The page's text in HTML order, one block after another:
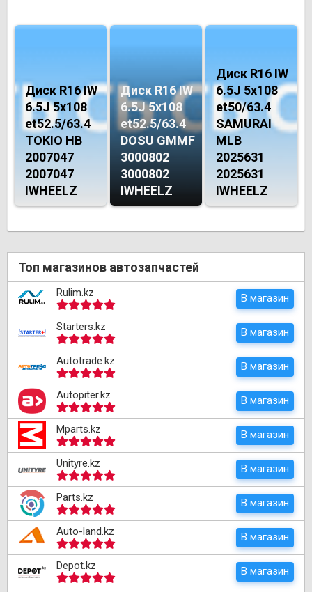
Диск R16 IW
6.5J 5х108
et52.5/63.4
TOKIO HB
2007047
2007047
IWHEELZ
Диск R16 IW
6.5J 5х108
et52.5/63.4
DOSU GMMF
3000802
3000802
IWHEELZ
Диск R16 IW
6.5J 5х108
et50/63.4
SAMURAI
MLB
2025631
2025631
IWHEELZ
Топ магазинов автозапчастей
Rulim.kz В магазин
Starters.kz В магазин
Autotrade.kz В магазин
Autopiter.kz В магазин
Mparts.kz В магазин
Unityre.kz В магазин
Parts.kz В магазин
Auto-land.kz В магазин
Depot.kz В магазин